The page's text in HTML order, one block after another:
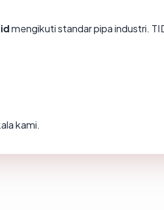
mengikuti standar pipa industri.
kami.